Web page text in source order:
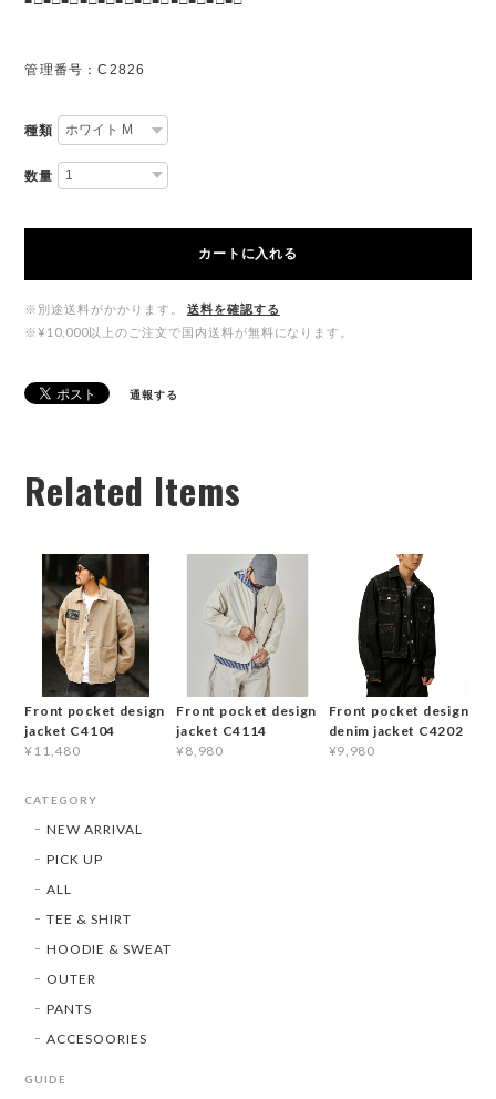
管理番号：C2826
種類
数量
カートに入れる
※別途送料がかかります。
送料を確認する
※¥10,000以上のご注文で国内送料が無料になります。
通報する
Related Items
Front pocket design
jacket C4104
¥11,480
Front pocket design
jacket C4114
¥8,980
Front pocket design
denim jacket C4202
¥9,980
CATEGORY
NEW ARRIVAL
PICK UP
ALL
TEE & SHIRT
HOODIE & SWEAT
OUTER
PANTS
ACCESOORIES
GUIDE